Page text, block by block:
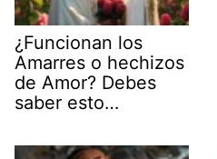
¿Funcionan los
Amarres o hechizos
de Amor? Debes
saber esto…